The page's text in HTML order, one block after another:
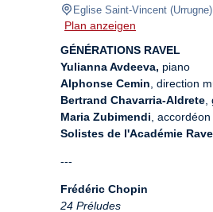
Eglise Saint-Vincent (Urrugne)
Plan anzeigen
GÉNÉRATIONS RAVEL
Yulianna Avdeeva,
Alphonse Cemin
Bertrand Chavarria-Aldrete
Maria Zubimendi
Solistes de l'Académie
---
Frédéric Chopin
24 Préludes